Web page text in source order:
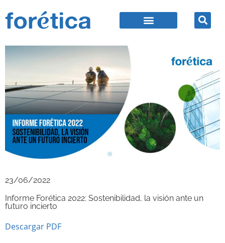
23/06/2022
Informe Forética 2022: Sostenibilidad, la visión ante un
futuro incierto
Descargar PDF